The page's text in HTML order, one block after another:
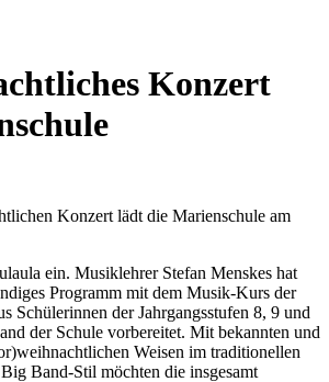
Konzert
Konzert lädt die Marienschule am
ein. Musiklehrer Stefan Menskes hat
Programm mit dem Musik-Kurs der
Schülerinnen der Jahrgangsstufen 8, 9 und
der Schule vorbereitet. Mit bekannten und
Weisen im traditionellen
Band-Stil möchten die insgesamt